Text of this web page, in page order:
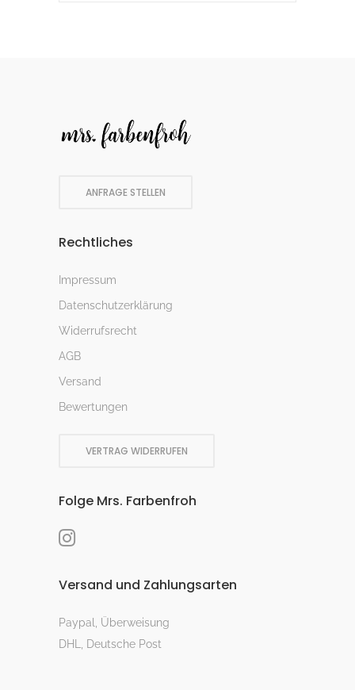
ANFRAGE STELLEN
Rechtliches
Impressum
Datenschutzerklärung
Widerrufsrecht
AGB
Versand
Bewertungen
VERTRAG WIDERRUFEN
Folge Mrs. Farbenfroh
Versand und Zahlungsarten
Paypal, Überweisung
DHL, Deutsche Post